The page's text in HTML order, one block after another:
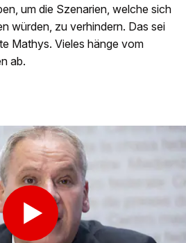
um die Szenarien, welche sich
würden, zu verhindern. Das sei
Mathys. Vieles hänge vom
ab.